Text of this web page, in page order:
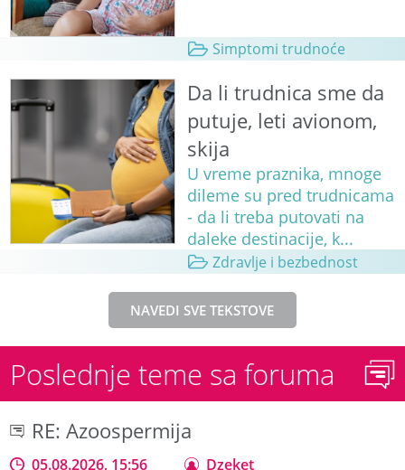
Simptomi trudnoće
Da li trudnica sme da
putuje, leti avionom,
skija
U vreme praznika, mnoge
dileme su pred trudnicama
- da li treba putovati na
daleke destinacije, k...
Zdravlje i bezbednost
NAVEDI SVE TEKSTOVE
Poslednje teme sa foruma
RE: Azoospermija
05.08.2026, 15:56 Dzeket